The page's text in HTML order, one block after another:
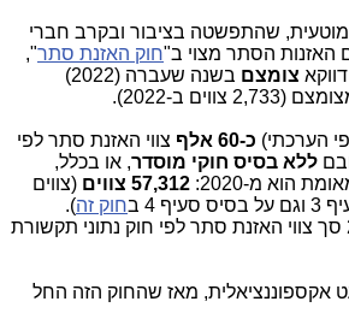
שהתפשטה בציבור ובקרב חברי
הסתר מצוי ב"חוק האזנת סתר",
צומצם
בשנה שעברה (2022)
ב-2022).
כ-60 אלף צווי האזנת סתר לפי
ללא בסיס חוקי מוסדר, או בכלל,
הוא מ-2020:
57,312 צווים
(צווים
4 ב
חוק זה).
: גרף 2016-2022 סך צווי האזנת סתר לפי חוק נתוני תקשורת
אקספוננציאלית, מאז שהחוק הזה החל